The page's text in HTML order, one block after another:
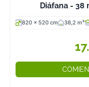
Diáfana - 38
820 x 520 cm 38,2 m²